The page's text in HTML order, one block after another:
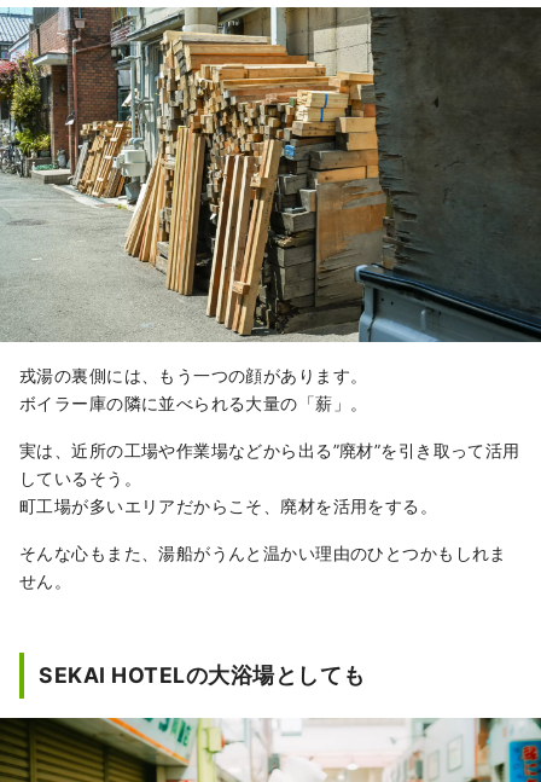
戎湯の裏側には、もう一つの顔があります。
ボイラー庫の隣に並べられる大量の「薪」。
実は、近所の工場や作業場などから出る”廃材”を引き取って活用
しているそう。
町工場が多いエリアだからこそ、廃材を活用をする。
そんな心もまた、湯船がうんと温かい理由のひとつかもしれま
せん。
SEKAI HOTELの大浴場としても